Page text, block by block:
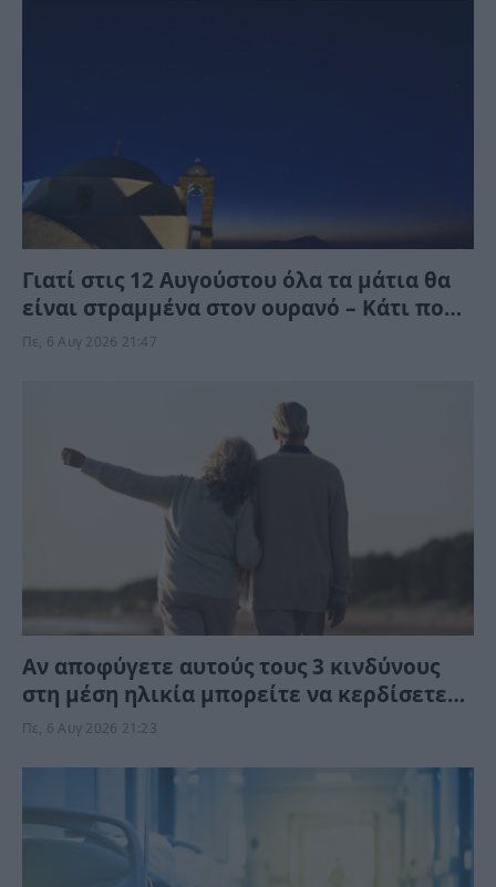
Γιατί στις 12 Αυγούστου όλα τα μάτια θα
είναι στραμμένα στον ουρανό – Κάτι πολύ
σπάνιο θα συμβεί
Πε, 6 Αυγ 2026 21:47
Αν αποφύγετε αυτούς τους 3 κινδύνους
στη μέση ηλικία μπορείτε να κερδίσετε
έως 13 χρόνια ζωής χωρίς άνοια
Πε, 6 Αυγ 2026 21:23